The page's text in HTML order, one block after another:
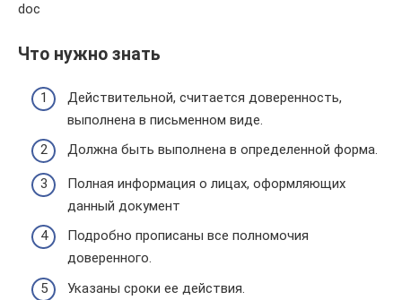
doc
Что нужно знать
Действительной, считается доверенность,
выполнена в письменном виде.
Должна быть выполнена в определенной форма.
Полная информация о лицах, оформляющих
данный документ
Подробно прописаны все полномочия
доверенного.
Указаны сроки ее действия.